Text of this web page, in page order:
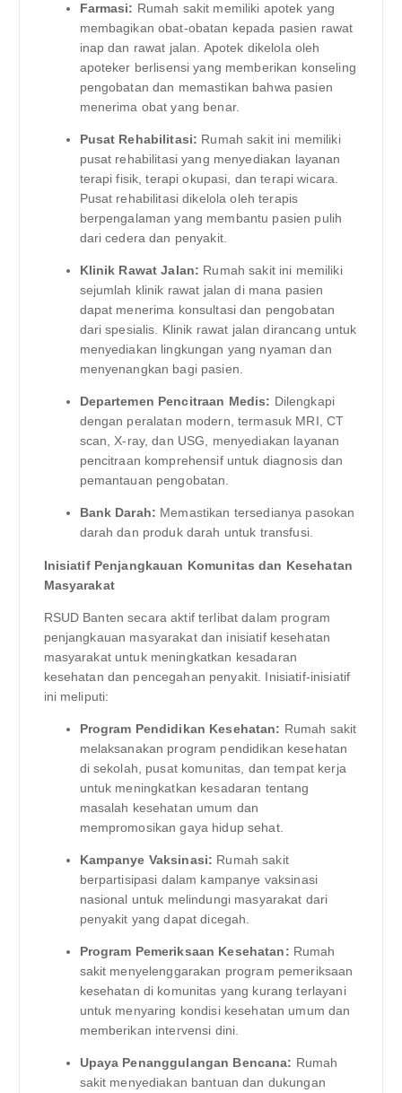
Farmasi: Rumah sakit memiliki apotek yang
membagikan obat-obatan kepada pasien rawat
inap dan rawat jalan. Apotek dikelola oleh
apoteker berlisensi yang memberikan konseling
pengobatan dan memastikan bahwa pasien
menerima obat yang benar.
Pusat Rehabilitasi: Rumah sakit ini memiliki
pusat rehabilitasi yang menyediakan layanan
terapi fisik, terapi okupasi, dan terapi wicara.
Pusat rehabilitasi dikelola oleh terapis
berpengalaman yang membantu pasien pulih
dari cedera dan penyakit.
Klinik Rawat Jalan: Rumah sakit ini memiliki
sejumlah klinik rawat jalan di mana pasien
dapat menerima konsultasi dan pengobatan
dari spesialis. Klinik rawat jalan dirancang untuk
menyediakan lingkungan yang nyaman dan
menyenangkan bagi pasien.
Departemen Pencitraan Medis: Dilengkapi
dengan peralatan modern, termasuk MRI, CT
scan, X-ray, dan USG, menyediakan layanan
pencitraan komprehensif untuk diagnosis dan
pemantauan pengobatan.
Bank Darah: Memastikan tersedianya pasokan
darah dan produk darah untuk transfusi.
Inisiatif Penjangkauan Komunitas dan Kesehatan
Masyarakat
RSUD Banten secara aktif terlibat dalam program
penjangkauan masyarakat dan inisiatif kesehatan
masyarakat untuk meningkatkan kesadaran
kesehatan dan pencegahan penyakit. Inisiatif-inisiatif
ini meliputi:
Program Pendidikan Kesehatan: Rumah sakit
melaksanakan program pendidikan kesehatan
di sekolah, pusat komunitas, dan tempat kerja
untuk meningkatkan kesadaran tentang
masalah kesehatan umum dan
mempromosikan gaya hidup sehat.
Kampanye Vaksinasi: Rumah sakit
berpartisipasi dalam kampanye vaksinasi
nasional untuk melindungi masyarakat dari
penyakit yang dapat dicegah.
Program Pemeriksaan Kesehatan: Rumah
sakit menyelenggarakan program pemeriksaan
kesehatan di komunitas yang kurang terlayani
untuk menyaring kondisi kesehatan umum dan
memberikan intervensi dini.
Upaya Penanggulangan Bencana: Rumah
sakit menyediakan bantuan dan dukungan